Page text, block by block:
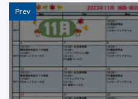
Prev